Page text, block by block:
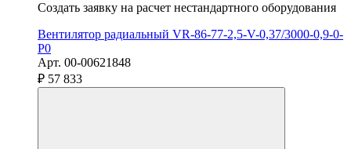
Создать заявку на расчет нестандартного оборудования
Вентилятор радиальный VR-86-77-2,5-V-0,37/3000-0,9-0-
P0
Арт. 00-00621848
₽ 57 833